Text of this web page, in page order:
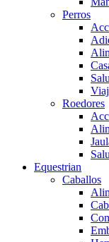
Perros
Roedores
Equestrian
Caballos